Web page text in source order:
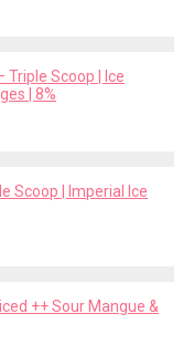
Triple Scoop | Ice
| 8%
Scoop | Imperial Ice
++ Sour Mangue &